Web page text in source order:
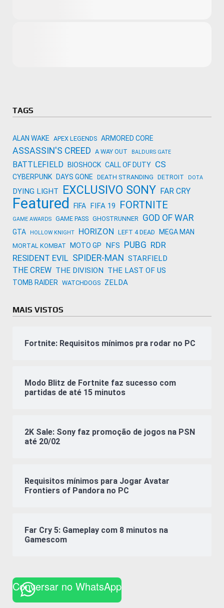
TAGS
ALAN WAKE APEX LEGENDS ARMORED CORE
ASSASSIN'S CREED A WAY OUT BALDURS GATE
BATTLEFIELD BIOSHOCK CALL OF DUTY CS
CYBERPUNK DAYS GONE DEATH STRANDING DETROIT DOTA
DYING LIGHT EXCLUSIVO SONY FAR CRY
Featured FIFA FIFA 19 FORTNITE
GAME AWARDS GAME PASS GHOSTRUNNER GOD OF WAR
GTA HOLLOW KNIGHT HORIZON LEFT 4 DEAD MEGA MAN
MORTAL KOMBAT MOTO GP NFS PUBG RDR
RESIDENT EVIL SPIDER-MAN STARFIELD
THE CREW THE DIVISION THE LAST OF US
TOMB RAIDER WATCHDOGS ZELDA
MAIS VISTOS
Fortnite: Requisitos mínimos pra rodar no PC
Modo Blitz de Fortnite faz sucesso com
partidas de até 15 minutos
2K Sale: Sony faz promoção de jogos na PSN
até 20/02
Requisitos mínimos para Jogar Avatar
Frontiers of Pandora no PC
Far Cry 5: Gameplay com 8 minutos na
Gamescom
Conversar no WhatsApp